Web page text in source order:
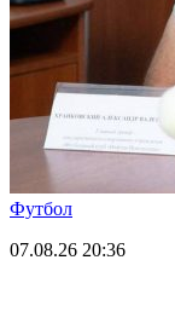
Футбол
07.08.26 20:36